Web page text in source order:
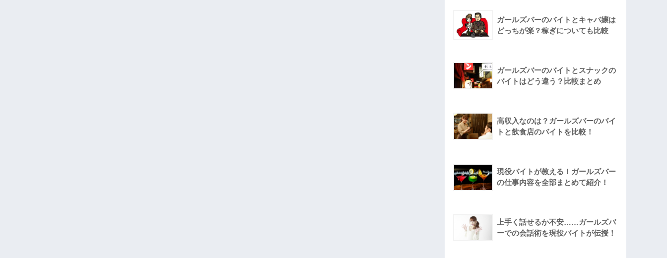
ガールズバーのバイトとキャバ嬢は
どっちが楽？稼ぎについても比較
ガールズバーのバイトとスナックの
バイトはどう違う？比較まとめ
高収入なのは？ガールズバーのバイ
トと飲食店のバイトを比較！
現役バイトが教える！ガールズバー
の仕事内容を全部まとめて紹介！
上手く話せるか不安……ガールズバ
ーでの会話術を現役バイトが伝授！